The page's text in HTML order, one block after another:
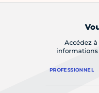
Accédez
PROFESSIONNEL